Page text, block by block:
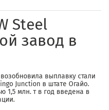
Steel
завод в
выплавку стали
Junction в штате Огайо.
1,5 млн. т в год введена в